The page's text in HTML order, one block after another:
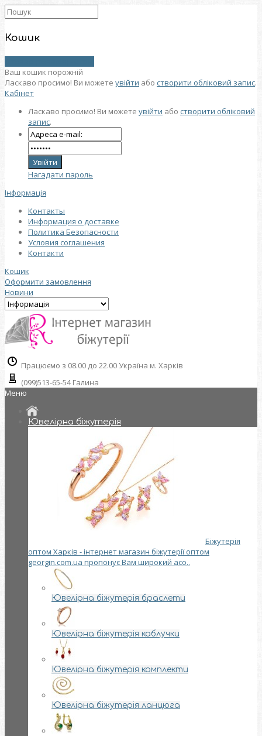
Кошик
Ваш кошик порожній
Ласкаво просимо! Ви можете увійти або створити обліковий запис.
Кабінет
Ласкаво просимо! Ви можете увійти або створити обліковий
запис.
Нагадати пароль
Інформація
Контакты
Информация о доставке
Политика Безопасности
Условия соглашения
Контакти
Кошик
Оформити замовлення
Новини
Працюємо з 08.00 до 22.00 Україна м. Харків
(099)513-65-54 Галина
Меню
Ювелірна біжутерія
Біжутерія
оптом Харків - інтернет магазин біжутерії оптом
georgin.com.ua пропонує Вам широкий асо..
Ювелірна біжутерія браслети
Ювелірна біжутерія каблучки
Ювелірна біжутерія комплекти
Ювелірна біжутерія ланцюга